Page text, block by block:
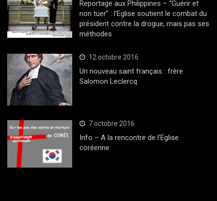
Reportage aux Philippines – “Guérir et
non tuer” : l’Eglise soutient le combat du
président contre la drogue, mais pas ses
méthodes
12 octobre 2016
Un nouveau saint français : frère
Salomon Leclercq
7 octobre 2016
Info – A la rencontre de l’Eglise
coréenne